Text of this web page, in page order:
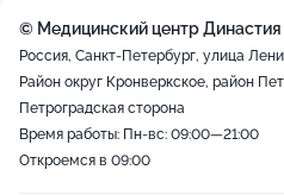
© Медицинский центр
Россия, Санкт-Петербург, улица
Район округ Кронверкское, район
Петроградская сторона
Время работы: Пн-вс: 09:00—21:00
Откроемся в 09:00